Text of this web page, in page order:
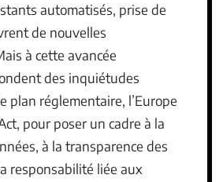
automatisés, prise de
de nouvelles
à cette avancée
des inquiétudes
plan réglementaire, l’Europe
pour poser un cadre à la
à la transparence des
responsabilité liée aux